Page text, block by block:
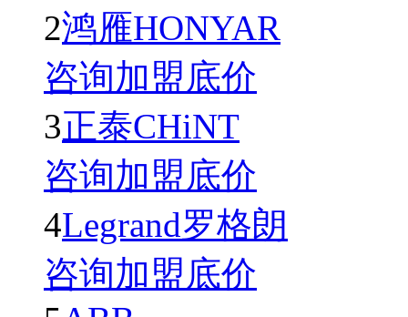
2鸿雁HONYAR
咨询加盟底价
3正泰CHiNT
咨询加盟底价
4Legrand罗格朗
咨询加盟底价